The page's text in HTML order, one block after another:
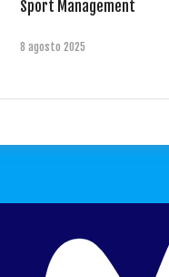
Sport Management
8 agosto 2025